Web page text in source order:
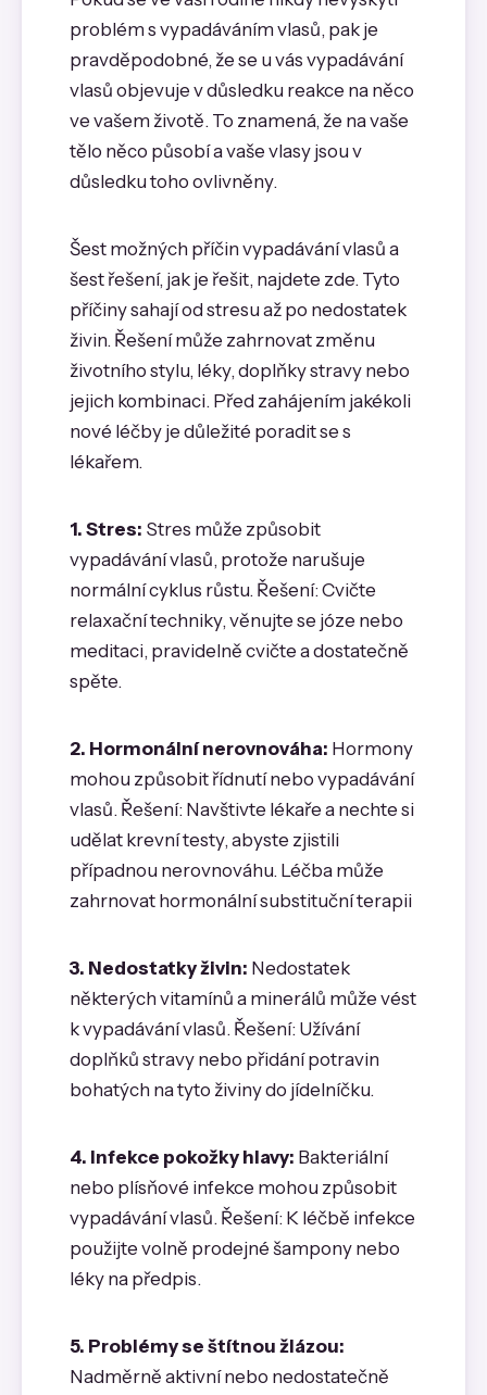
problém s vypadáváním vlasů, pak je
pravděpodobné, že se u vás vypadávání
vlasů objevuje v důsledku reakce na něco
ve vašem životě. To znamená, že na vaše
tělo něco působí a vaše vlasy jsou v
důsledku toho ovlivněny.
Šest možných příčin vypadávání vlasů a
šest řešení, jak je řešit, najdete zde. Tyto
příčiny sahají od stresu až po nedostatek
živin. Řešení může zahrnovat změnu
životního stylu, léky, doplňky stravy nebo
jejich kombinaci. Před zahájením jakékoli
nové léčby je důležité poradit se s
lékařem.
1. Stres: Stres může způsobit
vypadávání vlasů, protože narušuje
normální cyklus růstu. Řešení: Cvičte
relaxační techniky, věnujte se józe nebo
meditaci, pravidelně cvičte a dostatečně
spěte.
2. Hormonální nerovnováha: Hormony
mohou způsobit řídnutí nebo vypadávání
vlasů. Řešení: Navštivte lékaře a nechte si
udělat krevní testy, abyste zjistili
případnou nerovnováhu. Léčba může
zahrnovat hormonální substituční terapii
3. Nedostatky živin: Nedostatek
některých vitamínů a minerálů může vést
k vypadávání vlasů. Řešení: Užívání
doplňků stravy nebo přidání potravin
bohatých na tyto živiny do jídelníčku.
4. Infekce pokožky hlavy: Bakteriální
nebo plísňové infekce mohou způsobit
vypadávání vlasů. Řešení: K léčbě infekce
použijte volně prodejné šampony nebo
léky na předpis.
5. Problémy se štítnou žlázou:
Nadměrně aktivní nebo nedostatečně